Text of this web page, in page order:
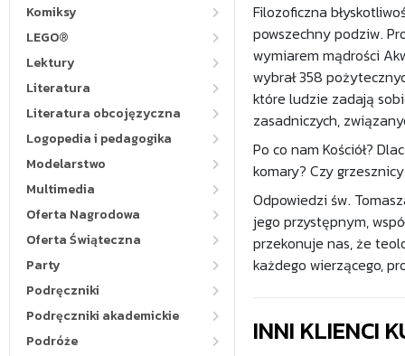
Komiksy
LEGO®
Lektury
Literatura
Literatura obcojęzyczna
Logopedia i pedagogika
Modelarstwo
Multimedia
Oferta Nagrodowa
Oferta Świąteczna
Party
Podręczniki
Podręczniki akademickie
Podróże
Filozoficzna
powszechny podziw.
wymiarem mądrości
wybrał 358
które ludzie zadają
zasadniczych,
Po co nam Kościół?
komary? Czy
Odpowiedzi św.
jego przystępnym,
przekonuje nas, że
każdego wierzącego,
INNI KLIENCI